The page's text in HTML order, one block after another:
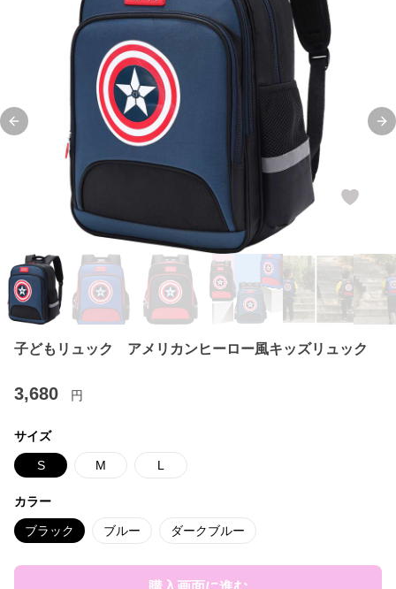
Previous slide
子どもリュック アメリカンヒーロー風キッズリュック
3,680 円
サイズ
S M L
カラー
ブラック ブルー ダークブルー